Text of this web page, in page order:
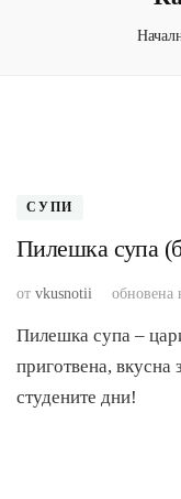
СУПИ
Пилешка супа
от vkusnotii обновена
Пилешка супа –
приготвена, вкусна
студените дни!